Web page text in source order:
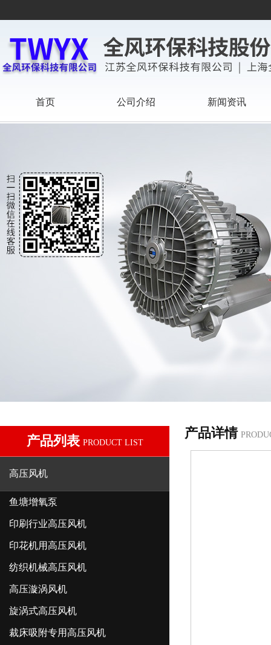
首页 公司介绍 新闻资讯
产品列表 PRODUCT LIST
高压风机
鱼塘增氧泵
印刷行业高压风机
印花机用高压风机
纺织机械高压风机
高压漩涡风机
旋涡式高压风机
裁床吸附专用高压风机
产品详情